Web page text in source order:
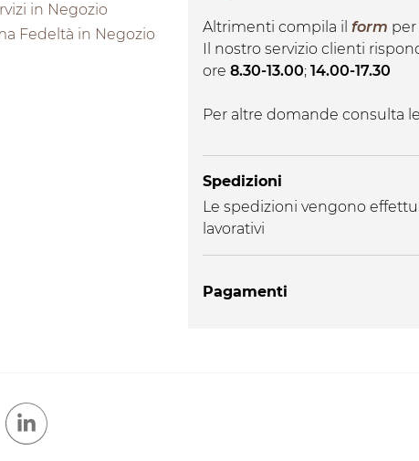
in Negozio
Fedeltà in Negozio
Altrimenti compila il form per
Il nostro servizio clienti
ore 8.30-13.00; 14.00-17.30
Per altre domande consulta le
Spedizioni
Le spedizioni vengono
lavorativi
Pagamenti